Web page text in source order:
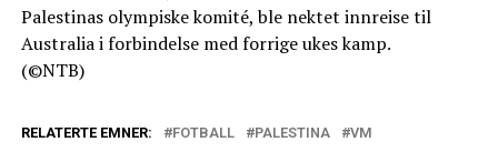
Palestinas olympiske komité, ble nektet innreise til
Australia i forbindelse med forrige ukes kamp.
(©NTB)
RELATERTE EMNER: FOTBALL PALESTINA VM